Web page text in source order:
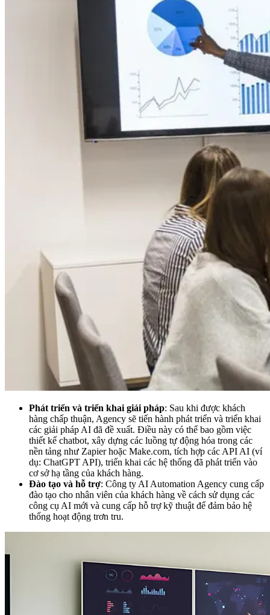
Phát triển và triển khai giải pháp: Sau khi được khách
hàng chấp thuận, Agency sẽ tiến hành phát triển và triển khai
các giải pháp AI đã đề xuất. Điều này có thể bao gồm việc
thiết kế chatbot, xây dựng các luồng tự động hóa trong các
nền tảng như Zapier hoặc Make.com, tích hợp các API AI (ví
dụ: ChatGPT API), triển khai các hệ thống đã phát triển vào
cơ sở hạ tầng của khách hàng.
Đào tạo và hỗ trợ: Công ty AI Automation Agency cung cấp
đào tạo cho nhân viên của khách hàng về cách sử dụng các
công cụ AI mới và cung cấp hỗ trợ kỹ thuật để đảm bảo hệ
thống hoạt động trơn tru.